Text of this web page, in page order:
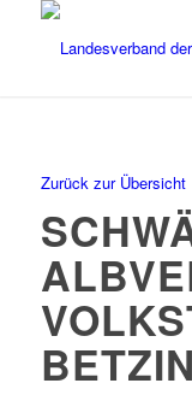
Zurück zur Übersicht